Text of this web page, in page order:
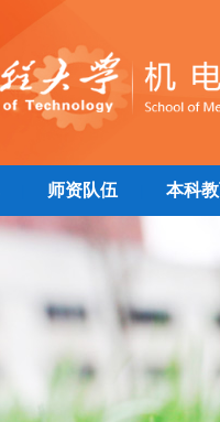
师资队伍 本科